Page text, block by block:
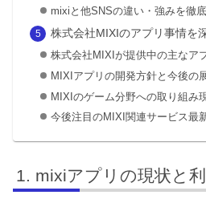
mixiと他SNSの違い・強みを徹
株式会社MIXIのアプリ事情を
株式会社MIXIが提供中の主なア
MIXIアプリの開発方針と今後の
MIXIのゲーム分野への取り組み
今後注目のMIXI関連サービス最
mixiアプリの現状と